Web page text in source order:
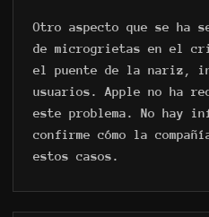
Otro aspecto que se ha
de microgrietas en el
el puente de la nariz,
usuarios. Apple no ha
este problema. No hay
confirme cómo la
estos casos.